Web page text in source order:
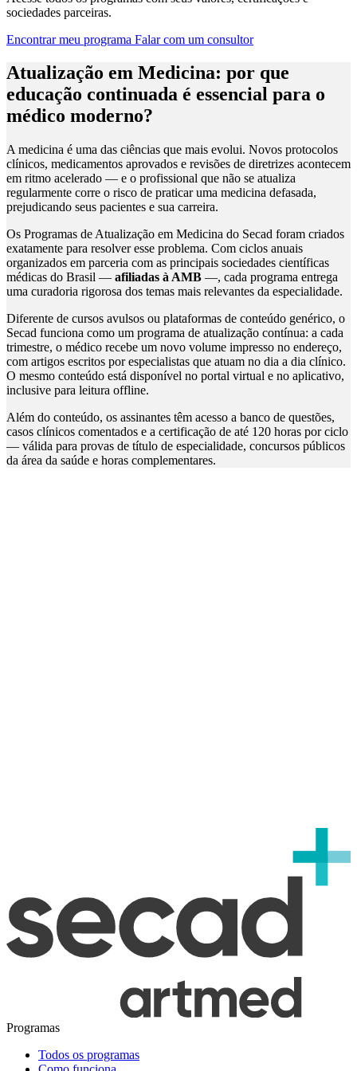
sociedades parceiras.
Encontrar meu programa Falar com um consultor
Atualização em Medicina: por que
educação continuada é essencial para o
médico moderno?
A medicina é uma das ciências que mais evolui. Novos protocolos
clínicos, medicamentos aprovados e revisões de diretrizes acontecem
em ritmo acelerado — e o profissional que não se atualiza
regularmente corre o risco de praticar uma medicina defasada,
prejudicando seus pacientes e sua carreira.
Os Programas de Atualização em Medicina do Secad foram criados
exatamente para resolver esse problema. Com ciclos anuais
organizados em parceria com as principais sociedades científicas
médicas do Brasil — afiliadas à AMB —, cada programa entrega
uma curadoria rigorosa dos temas mais relevantes da especialidade.
Diferente de cursos avulsos ou plataformas de conteúdo genérico, o
Secad funciona como um programa de atualização contínua: a cada
trimestre, o médico recebe um novo volume impresso no endereço,
com artigos escritos por especialistas que atuam no dia a dia clínico.
O mesmo conteúdo está disponível no portal virtual e no aplicativo,
inclusive para leitura offline.
Além do conteúdo, os assinantes têm acesso a banco de questões,
casos clínicos comentados e a certificação de até 120 horas por ciclo
— válida para provas de título de especialidade, concursos públicos
da área da saúde e horas complementares.
Programas
Todos os programas